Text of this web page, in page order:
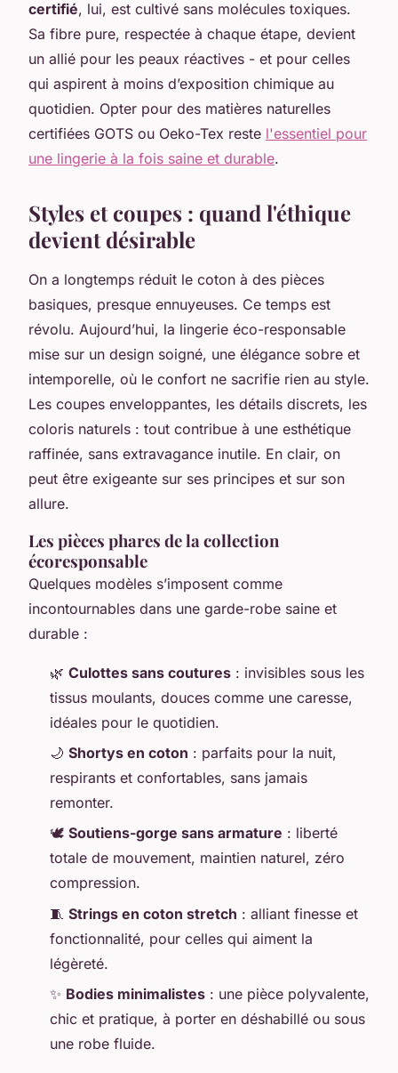
certifié, lui, est cultivé sans molécules toxiques.
Sa fibre pure, respectée à chaque étape, devient
un allié pour les peaux réactives - et pour celles
qui aspirent à moins d’exposition chimique au
quotidien. Opter pour des matières naturelles
certifiées GOTS ou Oeko-Tex reste l'essentiel pour
une lingerie à la fois saine et durable.
Styles et coupes : quand l'éthique
devient désirable
On a longtemps réduit le coton à des pièces
basiques, presque ennuyeuses. Ce temps est
révolu. Aujourd’hui, la lingerie éco-responsable
mise sur un design soigné, une élégance sobre et
intemporelle, où le confort ne sacrifie rien au style.
Les coupes enveloppantes, les détails discrets, les
coloris naturels : tout contribue à une esthétique
raffinée, sans extravagance inutile. En clair, on
peut être exigeante sur ses principes et sur son
allure.
Les pièces phares de la collection
écoresponsable
Quelques modèles s’imposent comme
incontournables dans une garde-robe saine et
durable :
🌿 Culottes sans coutures : invisibles sous les
tissus moulants, douces comme une caresse,
idéales pour le quotidien.
🌙 Shortys en coton : parfaits pour la nuit,
respirants et confortables, sans jamais
remonter.
🕊️ Soutiens-gorge sans armature : liberté
totale de mouvement, maintien naturel, zéro
compression.
🧵 Strings en coton stretch : alliant finesse et
fonctionnalité, pour celles qui aiment la
légèreté.
✨ Bodies minimalistes : une pièce polyvalente,
chic et pratique, à porter en déshabillé ou sous
une robe fluide.